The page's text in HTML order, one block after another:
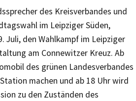
des Kreisverbandes und
im Leipziger Süden,
Juli, den Wahlkampf im Leipziger
am Connewitzer Kreuz. Ab
des grünen Landesverbandes
machen und ab 18 Uhr wird
zu den Zuständen des